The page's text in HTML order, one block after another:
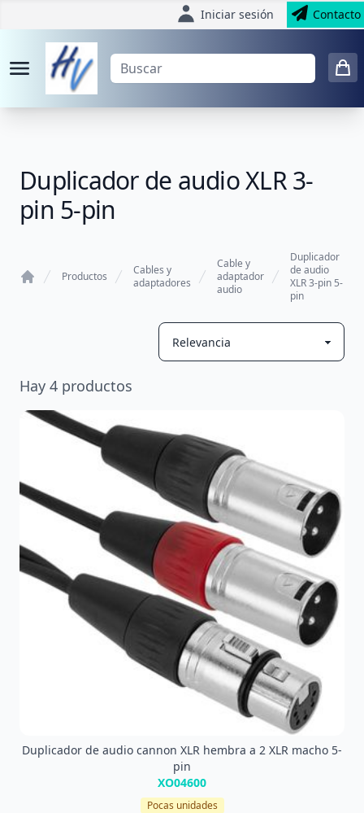
Iniciar sesión Contacto
Duplicador de audio XLR 3-
pin 5-pin
Productos
Cables y
adaptadores
Cable y
adaptador
audio
Duplicador
de audio
XLR 3-pin 5-
pin
Hay 4 productos
Duplicador de audio cannon XLR hembra a 2 XLR macho 5-
pin
XO04600
Pocas unidades